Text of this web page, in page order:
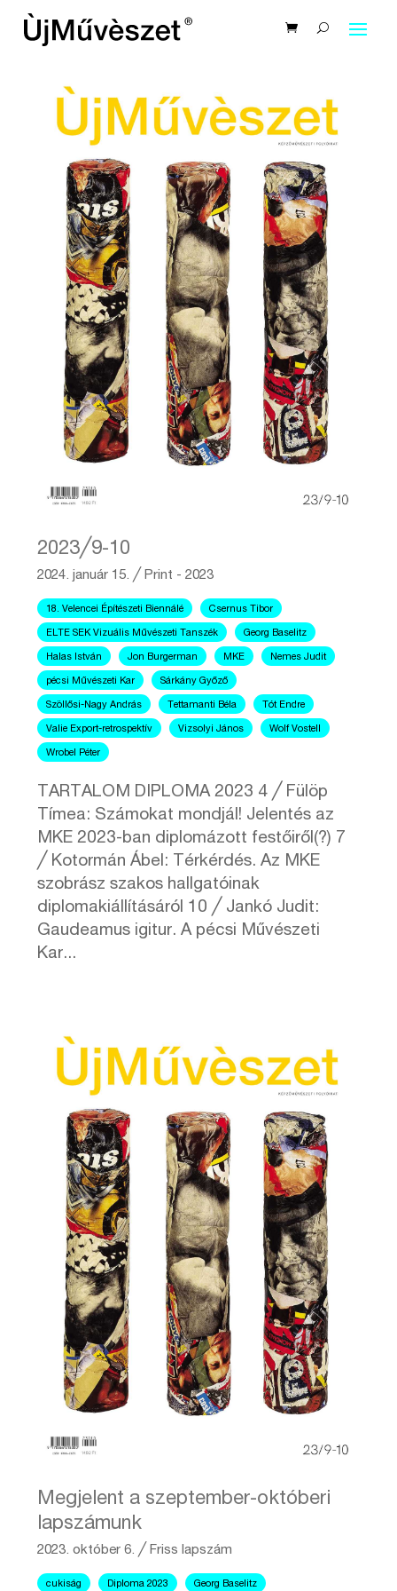
2023╱9-10
2024. január 15. ╱Print - 2023
18. Velencei Építészeti Biennálé Csernus Tibor
ELTE SEK Vizuális Művészeti Tanszék Georg Baselitz
Halas István Jon Burgerman MKE Nemes Judit
pécsi Művészeti Kar Sárkány Győző
Szöllősi-Nagy András Tettamanti Béla Tót Endre
Valie Export-retrospektív Vizsolyi János Wolf Vostell
Wrobel Péter
TARTALOM DIPLOMA 2023 4 ╱ Fülöp
Tímea: Számokat mondjál! Jelentés az
MKE 2023-ban diplomázott festőiről(?) 7
╱ Kotormán Ábel: Térkérdés. Az MKE
szobrász szakos hallgatóinak
diplomakiállításáról 10 ╱ Jankó Judit:
Gaudeamus igitur. A pécsi Művészeti
Kar...
Megjelent a szeptember-októberi
lapszámunk
2023. október 6. ╱ Friss lapszám
cukiság Diploma 2023 Georg Baselitz